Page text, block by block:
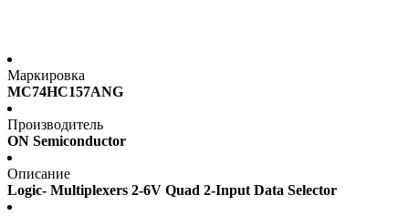
Маркировка
MC74HC157ANG
Производитель
ON Semiconductor
Описание
Logic- Multiplexers 2-6V Quad 2-Input Data Selector